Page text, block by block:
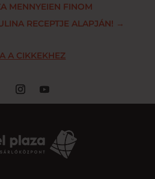
MENNYEIEN FINOM
RECEPTJE ALAPJÁN! →
A CIKKEKHEZ